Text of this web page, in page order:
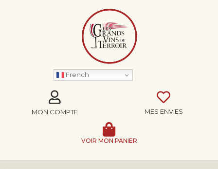
French
MON COMPTE MES ENVIES
VOIR MON PANIER